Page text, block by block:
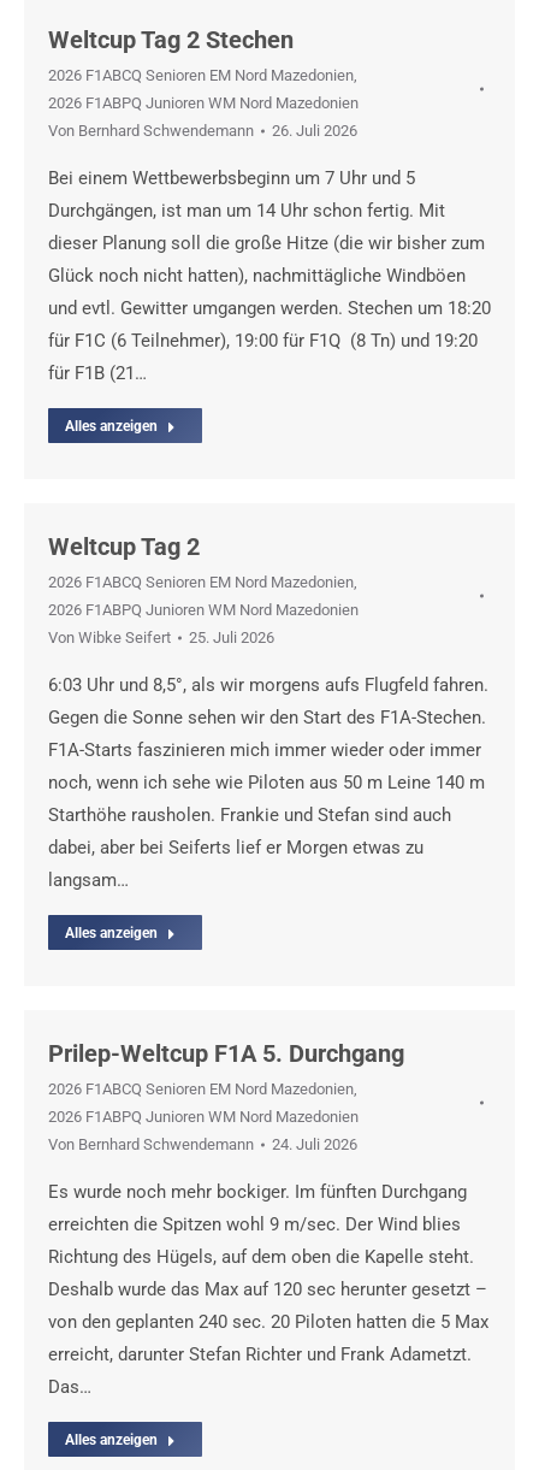
Weltcup Tag 2 Stechen
2026 F1ABCQ Senioren EM Nord Mazedonien,
2026 F1ABPQ Junioren WM Nord Mazedonien
Von Bernhard Schwendemann 26. Juli 2026
Bei einem Wettbewerbsbeginn um 7 Uhr und 5
Durchgängen, ist man um 14 Uhr schon fertig. Mit
dieser Planung soll die große Hitze (die wir bisher zum
Glück noch nicht hatten), nachmittägliche Windböen
und evtl. Gewitter umgangen werden. Stechen um 18:20
für F1C (6 Teilnehmer), 19:00 für F1Q (8 Tn) und 19:20
für F1B (21…
Alles anzeigen
Weltcup Tag 2
2026 F1ABCQ Senioren EM Nord Mazedonien,
2026 F1ABPQ Junioren WM Nord Mazedonien
Von Wibke Seifert 25. Juli 2026
6:03 Uhr und 8,5°, als wir morgens aufs Flugfeld fahren.
Gegen die Sonne sehen wir den Start des F1A-Stechen.
F1A-Starts faszinieren mich immer wieder oder immer
noch, wenn ich sehe wie Piloten aus 50 m Leine 140 m
Starthöhe rausholen. Frankie und Stefan sind auch
dabei, aber bei Seiferts lief er Morgen etwas zu
langsam…
Alles anzeigen
Prilep-Weltcup F1A 5. Durchgang
2026 F1ABCQ Senioren EM Nord Mazedonien,
2026 F1ABPQ Junioren WM Nord Mazedonien
Von Bernhard Schwendemann 24. Juli 2026
Es wurde noch mehr bockiger. Im fünften Durchgang
erreichten die Spitzen wohl 9 m/sec. Der Wind blies
Richtung des Hügels, auf dem oben die Kapelle steht.
Deshalb wurde das Max auf 120 sec herunter gesetzt –
von den geplanten 240 sec. 20 Piloten hatten die 5 Max
erreicht, darunter Stefan Richter und Frank Adametzt.
Das…
Alles anzeigen